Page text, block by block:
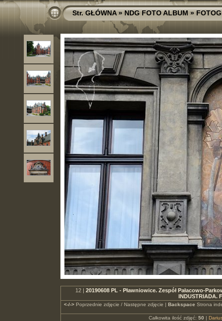
Str. GŁÓWNA»NDG FOTO ALBUM»
12 | 20190608 PL - Pławniowice. Zespół Pałacowo-
INDUSTRIADA.
<-/->Poprzednie zdjęcie / Następne zdjęcie | Backspace Strona
Całkowita ilość zdjęć: 50 |